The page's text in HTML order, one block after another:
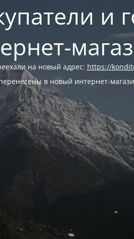
и
на новый адрес: https://
в новый интернет-